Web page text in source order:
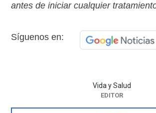
antes de iniciar cualquier
Síguenos en:
Vida y Salud
EDITOR